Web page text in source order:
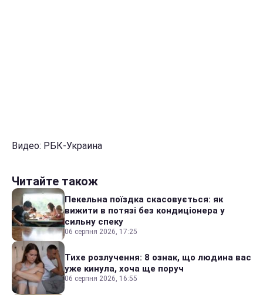
Видео: РБК-Украина
Читайте також
Пекельна поїздка скасовується: як
вижити в потязі без кондиціонера у
сильну спеку
06 серпня 2026, 17:25
Тихе розлучення: 8 ознак, що людина вас
уже кинула, хоча ще поруч
06 серпня 2026, 16:55